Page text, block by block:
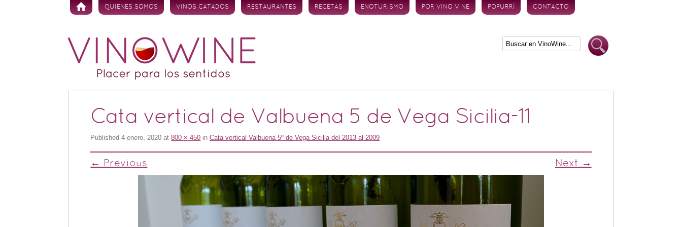
Skip to content
QUIENES SOMOS VINOS CATADOS RESTAURANTES RECETAS ENOTURISMO POR VINO VINE POPURRÍ CONTACTO
Cata vertical de Valbuena 5 de Vega Sicilia-11
Published4 enero, 2020 at800 × 450 inCata vertical Valbuena 5º de Vega Sicilia del 2013 al 2009
← Previous Next →